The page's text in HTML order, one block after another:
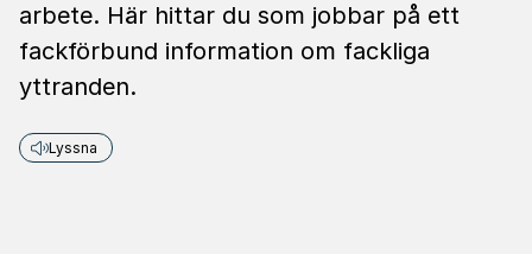
arbete. Här hittar du som jobbar på ett
fackförbund information om fackliga
yttranden.
Lyssna